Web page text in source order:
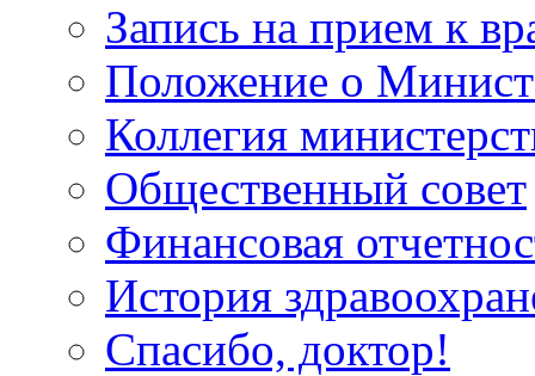
Запись на прием к
Положение о
Коллегия
Общественный совет
Финансовая
История
Спасибо, доктор!